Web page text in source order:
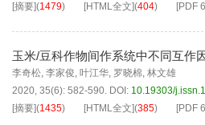
[摘要](1479) [HTML全文](404) [PDF
玉米/豆科作物间作系统中不同互作
李奇松, 李家俊, 叶江华, 罗晓棉, 林文雄
2020, 35(6): 582-590. DOI: 10.19303/
[摘要](1435) [HTML全文](385) [PDF